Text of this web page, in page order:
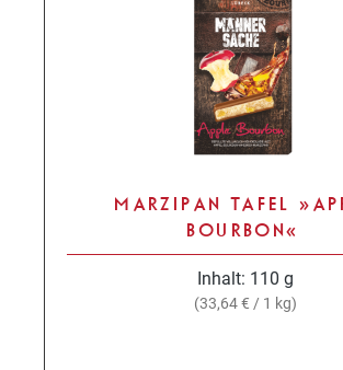
MARZIPAN TAFEL
BOURBON«
Inhalt: 110 g
(33,64 € / 1 kg)